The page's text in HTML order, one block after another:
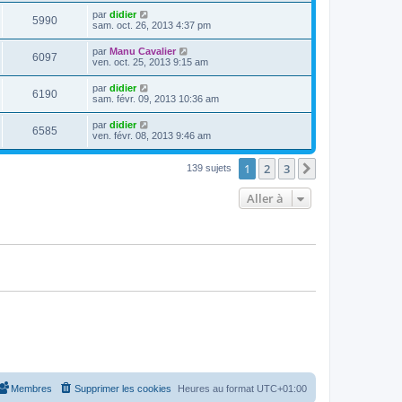
s
a
g
e
m
e
s
s
a
g
e
n
i
e
r
m
e
s
s
a
g
e
5990V
u
s
D
e
i
e
r
m
e
s
s
a
e
par didier
sam. oct. 26, 2013 4:37 pm
6097
u
D
e
i
e
r
m
e
s
par Manu Cavalier
ven. oct. 25, 2013 9:15 am
6190V
u
D
e
i
e
r
par didier
sam. févr. 09, 2013 10:36 am
6585
u
D
e
n
a
par didier
ven. févr. 08, 2013 9:46 am
139 sujets 1 2 3
Aller à
Heures au format UTC+01:00
Supprimer les cookies
Membres